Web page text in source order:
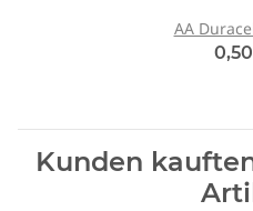
AA
Kunden